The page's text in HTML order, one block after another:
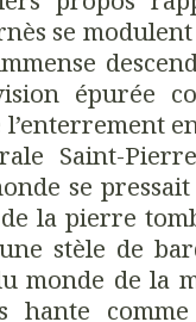
se
épurée
l’enterrement
Saint-
se
la pierre
stèle de
monde de la
hante